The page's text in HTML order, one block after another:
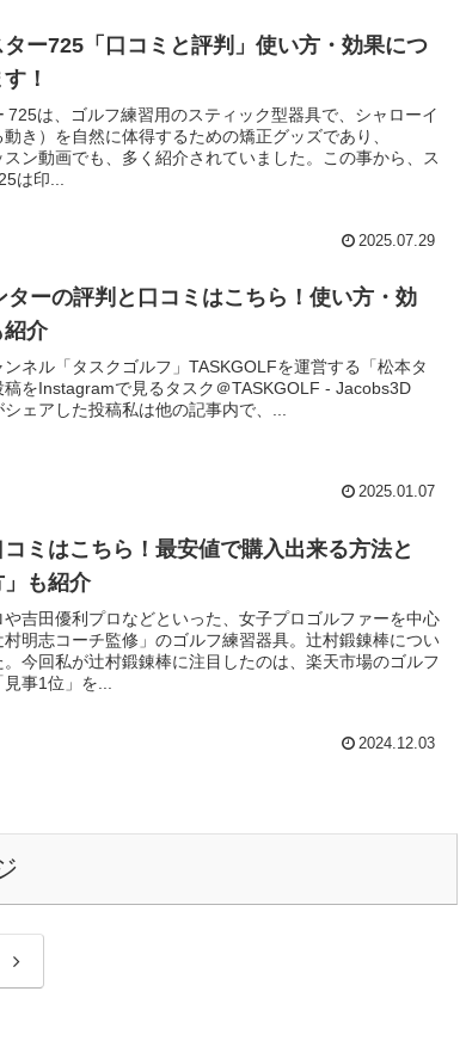
ー725「口コミと評判」使い方・効果につ
！
725は、ゴルフ練習用のスティック型器具で、シャローイ
き）を自然に体得するための矯正グッズであり、
ン動画でも、多く紹介されていました。この事から、ス
は印...
2025.07.29
ーの評判と口コミはこちら！使い方・効
介
ネル「タスクゴルフ」TASKGOLFを運営する「松本タ
稿をInstagramで見るタスク＠TASKGOLF - Jacobs3D
ェアした投稿私は他の記事内で、...
2025.01.07
ミはこちら！最安値で購入出来る方法と
」も紹介
吉田優利プロなどといった、女子プロゴルファーを中心
明志コーチ監修」のゴルフ練習器具。辻村鍛錬棒につい
今回私が辻村鍛錬棒に注目したのは、楽天市場のゴルフ
事1位」を...
2024.12.03
次